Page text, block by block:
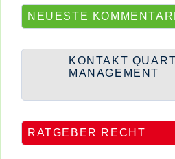
NEUESTE
KONTAKT
MANAGEMENT
RATGEBER RECHT